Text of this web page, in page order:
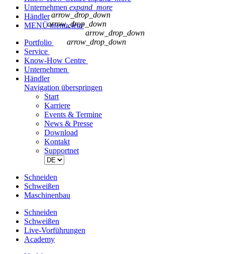
Unternehmen expand_more
Händler
MENÜmenuclear
Portfolio
arrow_drop_down
Service
arrow_drop_down
Know-How Centre
arrow_drop_down
Unternehmen
arrow_drop_down
Händler
Navigation überspringen
Start
Karriere
Events & Termine
News & Presse
Download
Kontakt
Supportnet
Schneiden
Schweißen
Maschinenbau
Schneiden
Schweißen
Live-Vorführungen
Academy